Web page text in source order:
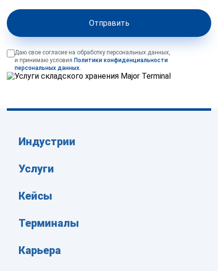
Отправить
Даю свое согласие на обработку персональных данных,
и принимаю условия Политики конфиденциальности
персональных данных.
Индустрии
Услуги
Кейсы
Терминалы
Карьера